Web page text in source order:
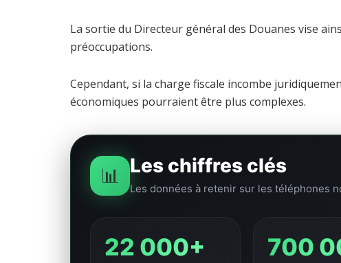
La sortie du Directeur général des Douanes vise
préoccupations.
Cependant, si la charge fiscale incombe
économiques pourraient être plus complexes.
📊 Les chiffres clés
Les données à retenir sur les téléphones
22 000+ 700